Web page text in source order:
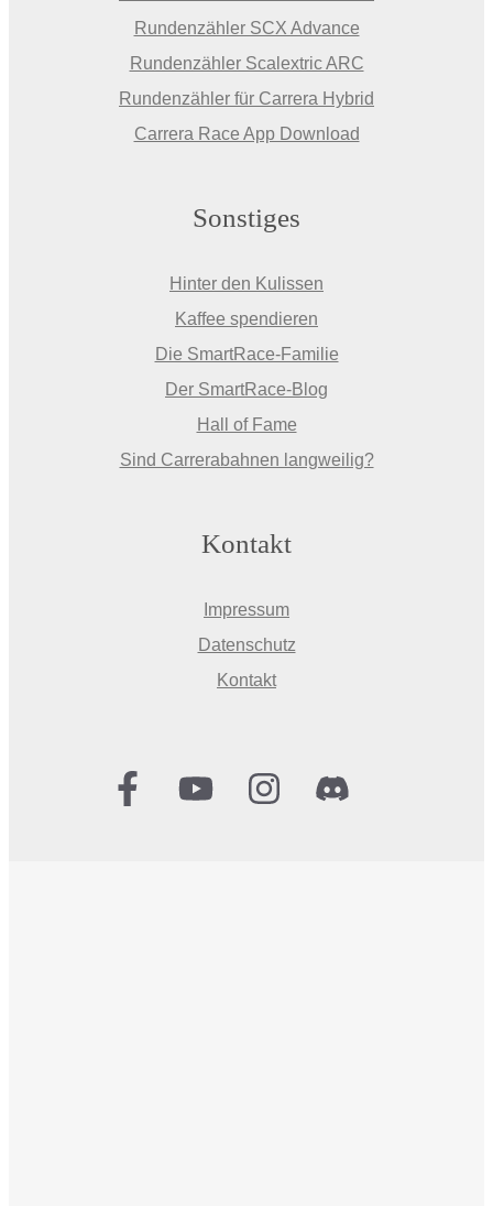
Rundenzähler SCX Advance
Rundenzähler Scalextric ARC
Rundenzähler für Carrera Hybrid
Carrera Race App Download
Sonstiges
Hinter den Kulissen
Kaffee spendieren
Die SmartRace-Familie
Der SmartRace-Blog
Hall of Fame
Sind Carrerabahnen langweilig?
Kontakt
Impressum
Datenschutz
Kontakt